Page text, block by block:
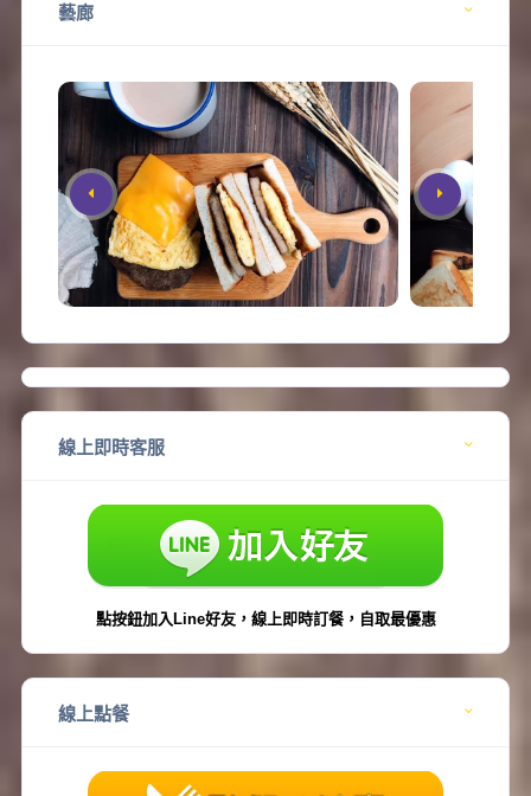
藝廊
線上即時客服
點按鈕加入Line好友，線上即時訂餐，自取最優惠
線上點餐